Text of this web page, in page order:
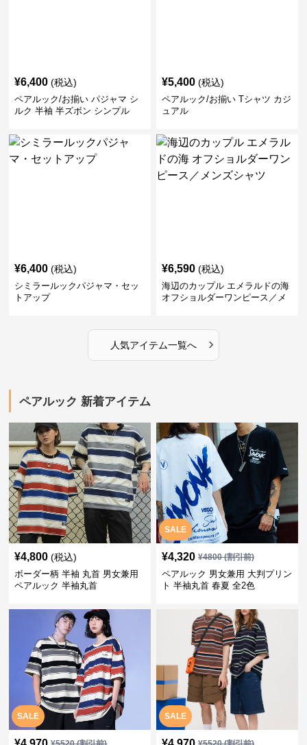
¥6,400 (税込)
ペアルック/お揃い パジャマ シ
ルク 半袖 半ズボン シンプル
¥5,400 (税込)
ペアルック/お揃い Tシャツ カジ
ュアル
¥6,400 (税込)
シミラールックパジャマ・セッ
トアップ
¥6,590 (税込)
海辺のカップル エメラルドの海
オフショルダーワンピース／メ
人気アイテム一覧へ ›
ペアルック 新着アイテム
¥4,800 (税込)
ボーダー柄 半袖 丸首 男女兼用
ペアルック 半袖丸首
SALE
¥4,320 ¥4800(割引前)
ペアルック 男女兼用 大判プリン
ト 半袖丸首 春夏 全2色
SALE SALE